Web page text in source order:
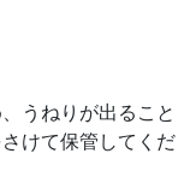
うねりが出ること
けて保管してくだ